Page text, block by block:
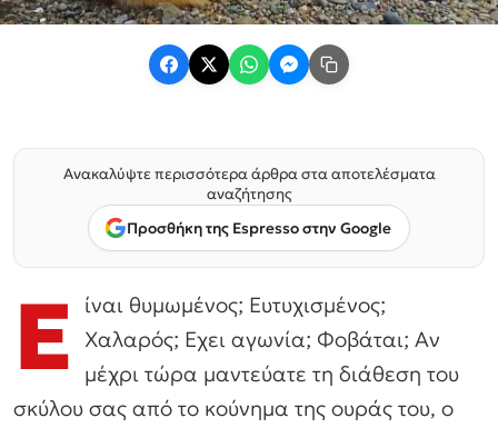
Ανακαλύψτε περισσότερα άρθρα στα αποτελέσματα
αναζήτησης
Προσθήκη της Espresso στην Google
Ε
ίναι θυμωμένος; Ευτυχισμένος;
Χαλαρός; Εχει αγωνία; Φοβάται; Αν
μέχρι τώρα μαντεύατε τη διάθεση του
σκύλου σας από το κούνημα της ουράς του, ο